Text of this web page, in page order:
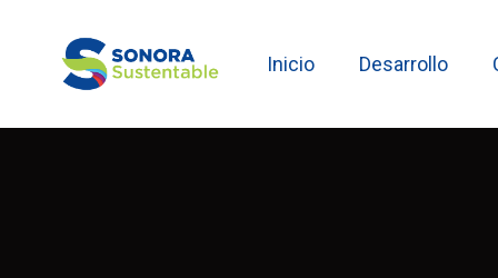
Inicio Desarrollo